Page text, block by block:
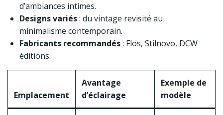
d’ambiances intimes.
Designs variés: du vintage revisité au
minimalisme contemporain.
Fabricants recommandés: Flos, Stilnovo, DCW
éditions.
Emplacement
Avantage
d’éclairage
Exemple de
modèle